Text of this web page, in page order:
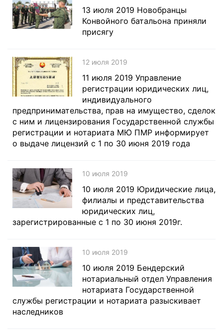
13 июля 2019 Новобранцы
Конвойного батальона приняли
присягу
12 июля 2019
11 июля 2019 Управление
регистрации юридических лиц,
индивидуального
предпринимательства, прав на имущество, сделок
с ним и лицензирования Государственной службы
регистрации и нотариата МЮ ПМР информирует
о выдаче лицензий с 1 по 30 июня 2019 года
10 июля 2019
10 июля 2019 Юридические лица,
филиалы и представительства
юридических лиц,
зарегистрированные с 1 по 30 июня 2019г.
10 июля 2019
10 июля 2019 Бендерский
нотариальный отдел Управления
нотариата Государственной
службы регистрации и нотариата разыскивает
наследников